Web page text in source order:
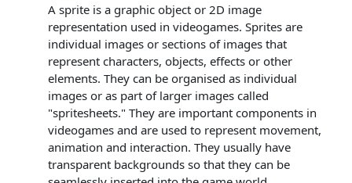
A sprite is a graphic object or 2D image
representation used in videogames. Sprites are
individual images or sections of images that
represent characters, objects, effects or other
elements. They can be organised as individual
images or as part of larger images called
"spritesheets." They are important components in
videogames and are used to represent movement,
animation and interaction. They usually have
transparent backgrounds so that they can be